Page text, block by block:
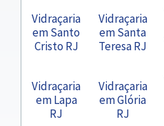
Vidraçaria
em Santo
Cristo RJ
Vidraçaria
em Santa
Teresa RJ
Vidraçaria
em Lapa
RJ
Vidraçaria
em Glória
RJ